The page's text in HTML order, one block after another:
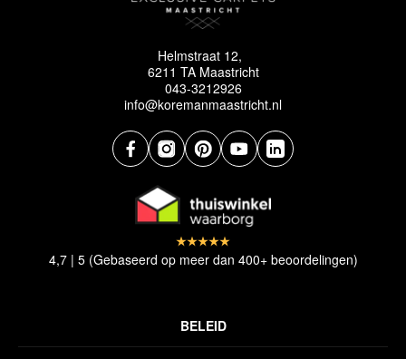
Helmstraat 12,
6211 TA Maastricht
043-3212926
info@koremanmaastricht.nl
BELEID
4,7 | 5 (Gebaseerd op meer dan 400+ beoordelingen)